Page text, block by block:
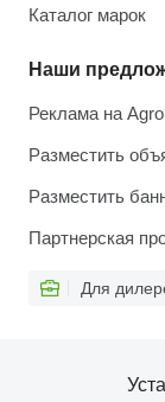
Каталог марок
Наши
Реклама на
Разместить
Разместить
Партнерская
Для